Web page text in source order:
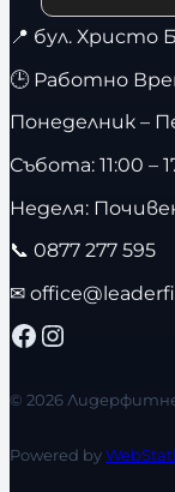
📍 бул. Христо
🕒 Работно
Понеделник –
Събота: 11:00 –
Неделя:
📞 0877 277 595
✉
Facebook Instagram
© 2026
Powered by